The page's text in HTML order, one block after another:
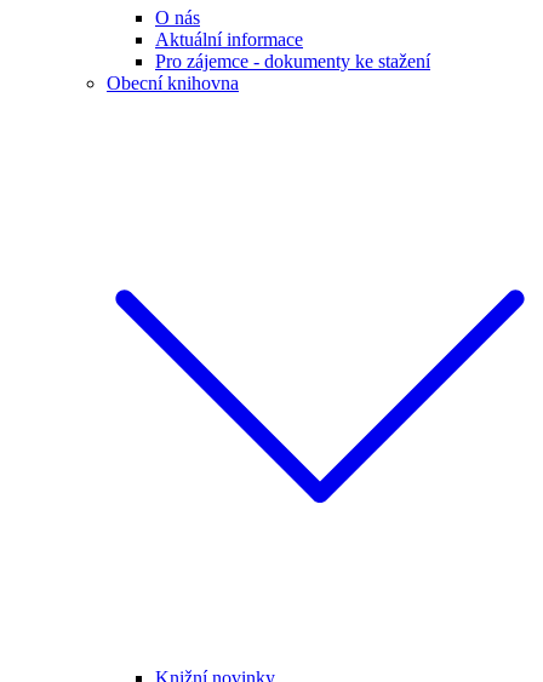
O nás
Aktuální informace
Pro zájemce - dokumenty ke stažení
Obecní knihovna